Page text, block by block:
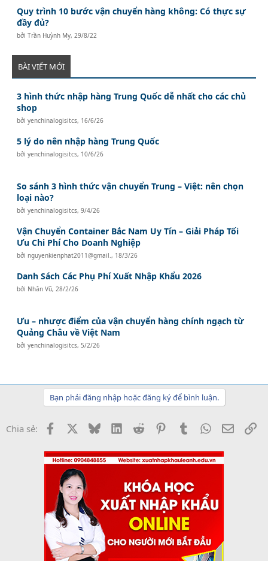
Quy trình 10 bước vận chuyển hàng không: Có thực sự
đầy đủ?
bởiTrần Huỳnh My, 29/8/22
BÀI VIẾT MỚI
3 hình thức nhập hàng Trung Quốc dễ nhất cho các chủ
shop
bởiyenchinalogisitcs, 16/6/26
5 lý do nên nhập hàng Trung Quốc
bởiyenchinalogisitcs, 10/6/26
So sánh 3 hình thức vận chuyển Trung – Việt: nên chọn
loại nào?
bởiyenchinalogisitcs,9/4/26
Vận Chuyển Container Bắc Nam Uy Tín – Giải Pháp Tối
Ưu Chi Phí Cho Doanh Nghiệp
bởinguyenkienphat2011@gmail. , 18/3/26
Danh Sách Các Phụ Phí Xuất Nhập Khẩu 2026
bởi Nhân Vũ, 28/2/26
Ưu – nhược điểm của vận chuyển hàng chính ngạch từ
Quảng Châu về Việt Nam
bởiyenchinalogisitcs, 5/2/26
Bạn phải đăng nhập hoặc đăng ký để bình luận.
Chia sẻ: Facebook BlueskyLinkedInReddit PinterestTumblrWhatsApp
Email